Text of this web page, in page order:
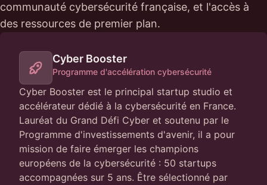
communauté cybersécurité française, et l'accès à
des ressources de premier plan.
Cyber Booster
Programme d'accélération cybersécurité
Cyber Booster est le principal startup studio et
accélérateur dédié à la cybersécurité en France.
Lauréat du Grand Défi Cyber et soutenu par le
Programme d'investissements d'avenir, il a pour
mission de faire émerger les champions
européens de la cybersécurité : 50 startups
accompagnées sur 5 ans. Être sélectionné par